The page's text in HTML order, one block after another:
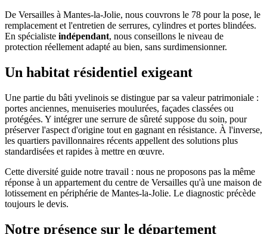
De Versailles à Mantes-la-Jolie, nous couvrons le 78 pour la pose, le
remplacement et l'entretien de serrures, cylindres et portes blindées.
En spécialiste indépendant, nous conseillons le niveau de
protection réellement adapté au bien, sans surdimensionner.
Un habitat résidentiel exigeant
Une partie du bâti yvelinois se distingue par sa valeur patrimoniale :
portes anciennes, menuiseries moulurées, façades classées ou
protégées. Y intégrer une serrure de sûreté suppose du soin, pour
préserver l'aspect d'origine tout en gagnant en résistance. À l'inverse,
les quartiers pavillonnaires récents appellent des solutions plus
standardisées et rapides à mettre en œuvre.
Cette diversité guide notre travail : nous ne proposons pas la même
réponse à un appartement du centre de Versailles qu'à une maison de
lotissement en périphérie de Mantes-la-Jolie. Le diagnostic précède
toujours le devis.
Notre présence sur le département